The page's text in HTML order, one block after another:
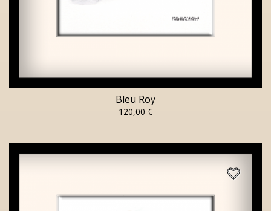
Bleu Roy
120,00 €
favorite_border